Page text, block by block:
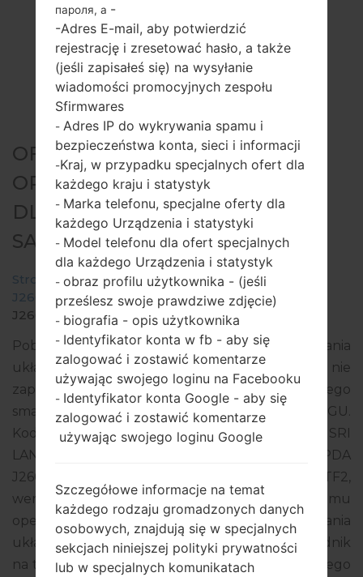
OFICJALNE
OPROGRAMOWANIE #167214
DLA: SM-J260GU -
SAMSUNGGALAXY J2 CORE
Strona startowa →Galaxy J2 Core →SamsungSM-
J260GU →SM-
J260GU_1_20200709174604_orpnplcd2p_fac.zip
Pobierz najnowszą aktualizację oprogramowania
układowego dla Samsung Galaxy J2 Core, ale nie
zapomnij sprawdzić, czy numer modelu Twojego
smartfona odpowiada wskazanemu SM-J260GU.
Kod oprogramowania układowego to SLI z SRI
LANKA. Produkt jest dostarczany z wersją PDA
J260GUDDS1ATF3, wersja CSC J260GUODM1ATF2,
wersja MODEM J260GUDDS1ATF1. Wersja systemu
operacyjnego danego oprogramowania
układowego to Android Oreo 8.1.0. Pełny poradnik
na temat flashowania oprogramowania układowego
пароля, а -
-Adres E-mail, aby potwierdzić
rejestrację i zresetować hasło, a także
(jeśli zapisałeś się) na wysyłanie
wiadomości promocyjnych zespołu
Sfirmwares
- Adres IP do wykrywania spamu i
bezpieczeństwa konta, sieci i informacji
-Kraj, w przypadku specjalnych ofert dla
każdego kraju i statystyk
- Marka telefonu, specjalne oferty dla
każdego Urządzenia i statystyki
- Model telefonu dla ofert specjalnych
dla każdego Urządzenia i statystyk
- obraz profilu użytkownika - (jeśli
prześlesz swoje prawdziwe zdjęcie)
- biografia - opis użytkownika
- Identyfikator konta w fb - aby się
zalogować i zostawić komentarze
używając swojego loginu na Facebooku
- Identyfikator konta Google - aby się
zalogować i zostawić komentarze
używając swojego loginu Google
Szczegółowe informacje na temat
każdego rodzaju gromadzonych danych
osobowych, znajdują się w specjalnych
sekcjach niniejszej polityki prywatności
lub w specjalnych komunikatach